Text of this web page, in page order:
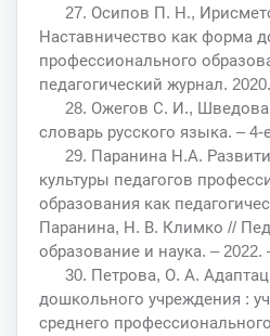
27. Осипов П. Н.,
Наставничество как форма
профессионального
педагогический журнал.
28. Ожегов С. И.,
словарь русского языка. –
29. Паранина Н.А.
культуры педагогов
образования как
Паранина, Н. В. Климко //
образование и наука. –
30. Петрова, О. А.
дошкольного учреждения :
среднего